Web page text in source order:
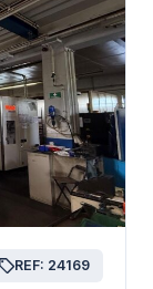
REF: 24169